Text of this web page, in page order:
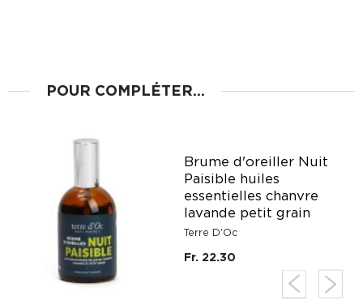
POUR COMPLÉTER...
Brume d'oreiller Nuit
Paisible huiles
essentielles chanvre
lavande petit grain
Terre D'Oc
Fr. 22.30